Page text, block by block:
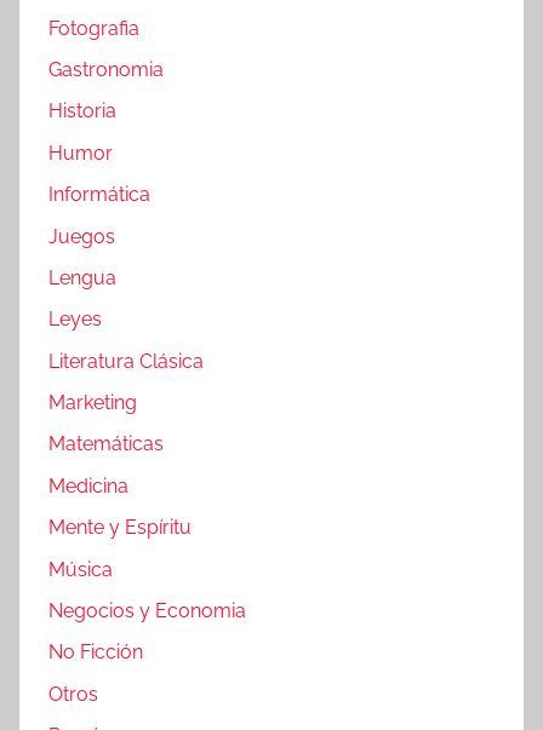
Fotografia
Gastronomia
Historia
Humor
Informática
Juegos
Lengua
Leyes
Literatura Clásica
Marketing
Matemáticas
Medicina
Mente y Espíritu
Música
Negocios y Economia
No Ficción
Otros